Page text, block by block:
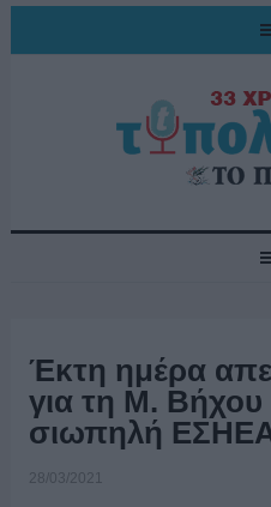
Έκτη ημέρα
για τη Μ.
σιωπηλή
28/03/2021